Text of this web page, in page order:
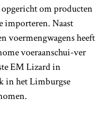
om producten
importeren. Naast
voermengwagens heeft
voeraanschui-ver
EM Lizard in
in het Limburgse